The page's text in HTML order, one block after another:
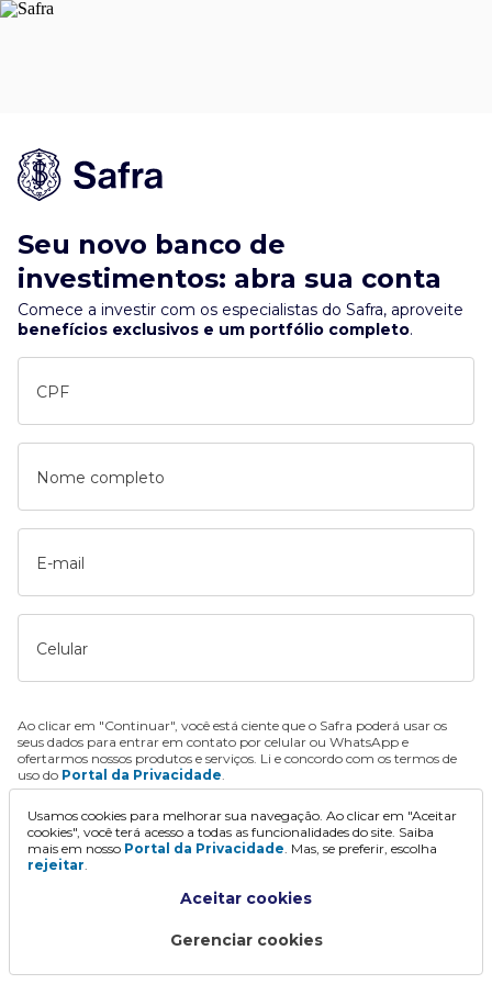
Seu novo banco de
investimentos: abra sua conta
Comece a investir com os especialistas do Safra, aproveite
benefícios exclusivos e um portfólio completo.
CPF
Nome completo
E-mail
Celular
Ao clicar em "Continuar", você está ciente que o Safra poderá usar os
seus dados para entrar em contato por celular ou WhatsApp e
ofertarmos nossos produtos e serviços. Li e concordo com os termos de
uso do Portal da Privacidade.
Continuar
Usamos cookies para melhorar sua navegação. Ao clicar em "Aceitar
cookies", você terá acesso a todas as funcionalidades do site. Saiba
mais em nosso Portal da Privacidade. Mas, se preferir, escolha
rejeitar.
Aceitar cookies
Gerenciar cookies